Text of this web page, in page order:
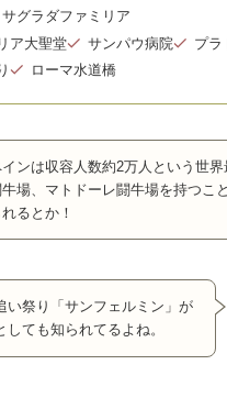
サグラダファミリア
ア大聖堂
サンパウ病院
プラ
ローマ水道橋
インは収容人数約2万人という世界
場、マトドーレ闘牛場を持つこ
るとか！
い祭り「サンフェルミン」が
しても知られてるよね。